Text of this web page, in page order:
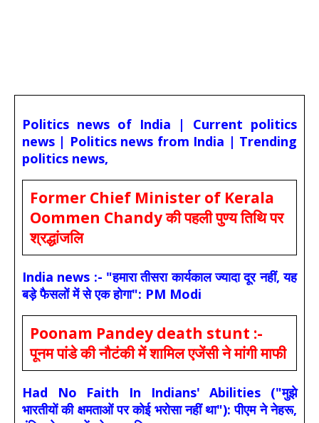
Politics news of India | Current politics
news | Politics news from India | Trending
politics news,
Former Chief Minister of Kerala
Oommen Chandy की पहली पुण्य तिथि पर
श्रद्धांजलि
India news :- "हमारा तीसरा कार्यकाल ज्यादा दूर नहीं, यह
बड़े फैसलों में से एक होगा": PM Modi
Poonam Pandey death stunt :-
पूनम पांडे की नौटंकी में शामिल एजेंसी ने मांगी माफी
Had No Faith In Indians' Abilities ("मुझे
भारतीयों की क्षमताओं पर कोई भरोसा नहीं था"): पीएम ने नेहरू,